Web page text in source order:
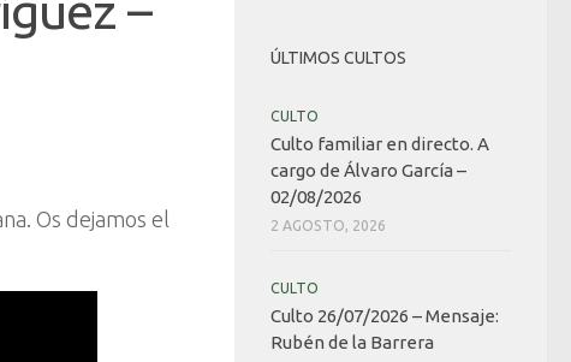
Os dejamos el
ÚLTIMOS CULTOS
CULTO
Culto familiar en directo. A
cargo de Álvaro García –
02/08/2026
2 AGOSTO, 2026
CULTO
Culto 26/07/2026 – Mensaje:
Rubén de la Barrera